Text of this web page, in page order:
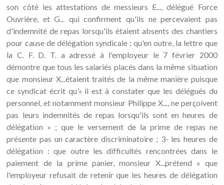
son côté les attestations de messieurs E..., délégué Force
Ouvrière, et G... qui confirment qu'ils ne percevaient pas
d'indemnité de repas lorsqu'ils étaient absents des chantiers
pour cause de délégation syndicale ; qu'en outre, la lettre que
la C. F. D. T. a adressé à l'employeur le 7 février 2000
démontre que tous les salariés placés dans la même situation
que monsieur X...étaient traités de la même manière puisque
ce syndicat écrit qu'« il est à constater que les délégués du
personnel, et notamment monsieur Philippe X..., ne perçoivent
pas leurs indemnités de repas lorsqu'ils sont en heures de
délégation » ; que le versement de la prime de repas ne
présente pas un caractère discriminatoire ; 3- les heures de
délégation : que outre les difficultés rencontrées dans le
paiement de la prime panier, monsieur X...prétend « que
l'employeur refusait de retenir que les heures de délégation